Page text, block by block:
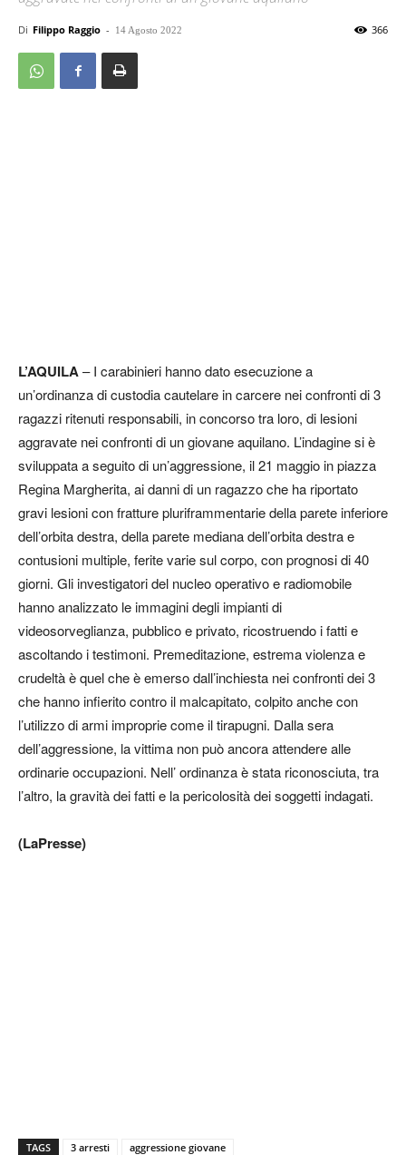
Di Filippo Raggio - 14 Agosto 2022 366
L’AQUILA– I carabinieri hanno dato esecuzione a
un’ordinanza di custodia cautelare in carcere nei confronti di 3
ragazzi ritenuti responsabili, in concorso tra loro, di lesioni
aggravate nei confronti di un giovane aquilano. L’indagine si è
sviluppata a seguito di un’aggressione, il 21 maggio in piazza
Regina Margherita, ai danni di un ragazzo che ha riportato
gravi lesioni con fratture pluriframmentarie della parete inferiore
dell’orbita destra, della parete mediana dell’orbita destra e
contusioni multiple, ferite varie sul corpo, con prognosi di 40
giorni. Gli investigatori del nucleo operativo e radiomobile
hanno analizzato le immagini degli impianti di
videosorveglianza, pubblico e privato, ricostruendo i fatti e
ascoltando i testimoni. Premeditazione, estrema violenza e
crudeltà è quel che è emerso dall’inchiesta nei confronti dei 3
che hanno infierito contro il malcapitato, colpito anche con
l’utilizzo di armi improprie come il tirapugni. Dalla sera
dell’aggressione, la vittima non può ancora attendere alle
ordinarie occupazioni. Nell’ ordinanza è stata riconosciuta, tra
l’altro, la gravità dei fatti e la pericolosità dei soggetti indagati.
(LaPresse)
TAGS 3 arresti aggressione giovane